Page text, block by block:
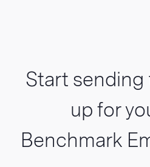
Start sending
up for
Benchmark